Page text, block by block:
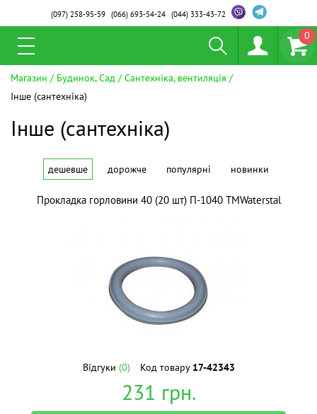
(097)258-95-59 (066)693-54-24 (044)333-43-72
0
Магазин Будинок, Сад
Сантехніка, вентиляція
Інше (сантехніка)
Інше (сантехніка)
дешевше дорожче популярні новинки
Прокладка горловини 40 (20 шт) П-1040 ТМWaterstal
Відгуки (0) Код товару 17-42343
231 грн.